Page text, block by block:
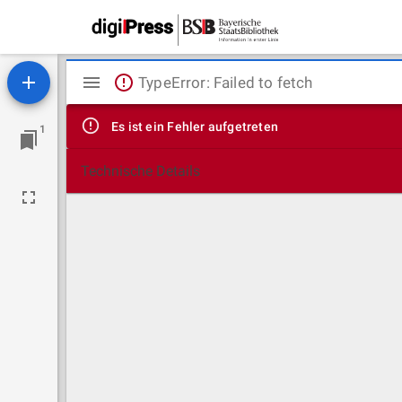
1
Mirador
Viewer
TypeError: Failed to fetch
Es ist ein Fehler aufgetreten
Technische Details